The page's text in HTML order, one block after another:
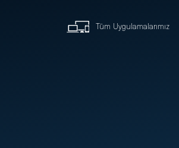
Tüm Uygulamalarımız